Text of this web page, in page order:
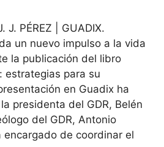
J. PÉREZ | GUADIX.
un nuevo impulso a la vida
la publicación del libro
estrategias para su
en Guadix ha
presidenta del GDR, Belén
del GDR, Antonio
encargado de coordinar el